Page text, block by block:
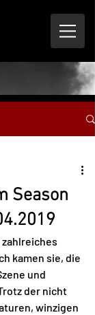
Season
zahlreiches
kamen sie, die
und
der nicht
winzigen